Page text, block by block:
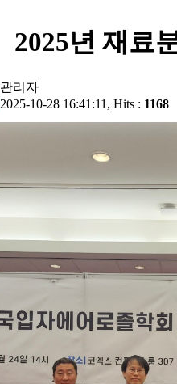
2025년 재료
관리자
2025-10-28 16:41:11, Hits : 1168